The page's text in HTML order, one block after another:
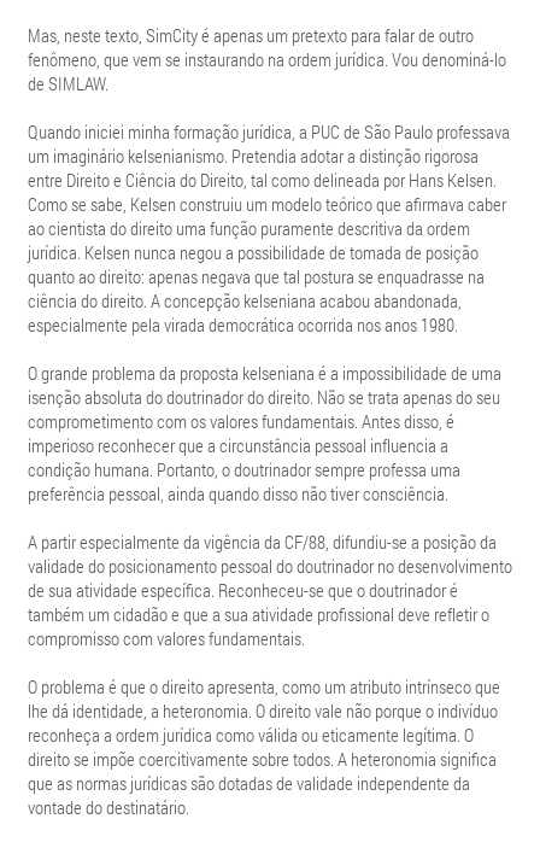
Mas, neste texto, SimCity é apenas um pretexto para falar de outro
fenômeno, que vem se instaurando na ordem jurídica. Vou denominá-lo
de SIMLAW.
Quando iniciei minha formação jurídica, a PUC de São Paulo professava
um imaginário kelsenianismo. Pretendia adotar a distinção rigorosa
entre Direito e Ciência do Direito, tal como delineada por Hans Kelsen.
Como se sabe, Kelsen construiu um modelo teórico que afirmava caber
ao cientista do direito uma função puramente descritiva da ordem
jurídica. Kelsen nunca negou a possibilidade de tomada de posição
quanto ao direito: apenas negava que tal postura se enquadrasse na
ciência do direito. A concepção kelseniana acabou abandonada,
especialmente pela virada democrática ocorrida nos anos 1980.
O grande problema da proposta kelseniana é a impossibilidade de uma
isenção absoluta do doutrinador do direito. Não se trata apenas do seu
comprometimento com os valores fundamentais. Antes disso, é
imperioso reconhecer que a circunstância pessoal influencia a
condição humana. Portanto, o doutrinador sempre professa uma
preferência pessoal, ainda quando disso não tiver consciência.
A partir especialmente da vigência da CF/88, difundiu-se a posição da
validade do posicionamento pessoal do doutrinador no desenvolvimento
de sua atividade específica. Reconheceu-se que o doutrinador é
também um cidadão e que a sua atividade profissional deve refletir o
compromisso com valores fundamentais.
O problema é que o direito apresenta, como um atributo intrínseco que
lhe dá identidade, a heteronomia. O direito vale não porque o indivíduo
reconheça a ordem jurídica como válida ou eticamente legítima. O
direito se impõe coercitivamente sobre todos. A heteronomia significa
que as normas jurídicas são dotadas de validade independente da
vontade do destinatário.